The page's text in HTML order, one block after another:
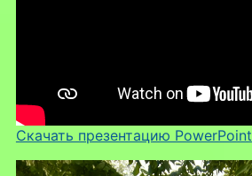
Скачать презентацию PowerPoint